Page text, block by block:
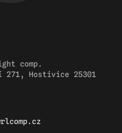
comp.
271, Hostivice 25301